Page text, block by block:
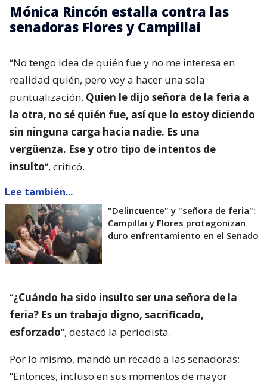
Mónica Rincón estalla contra las
senadoras Flores y Campillai
“No tengo idea de quién fue y no me interesa en
realidad quién, pero voy a hacer una sola
puntualización. Quien le dijo señora de la feria a
la otra, no sé quién fue, así que lo estoy diciendo
sin ninguna carga hacia nadie. Es una
vergüenza. Ese y otro tipo de intentos de
insulto“, criticó.
Lee también...
"Delincuente" y "señora de feria":
Campillai y Flores protagonizan
duro enfrentamiento en el Senado
“¿Cuándo ha sido insulto ser una señora de la
feria? Es un trabajo digno, sacrificado,
esforzado“, destacó la periodista.
Por lo mismo, mandó un recado a las senadoras:
“Entonces, incluso en sus momentos de mayor